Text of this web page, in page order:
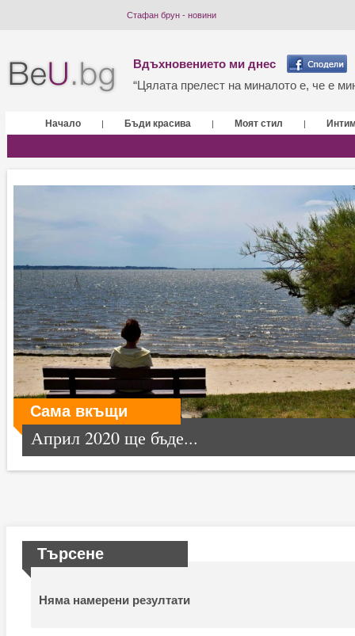
Стафан брун - новини
Вдъхновението ми днес
“Цялата прелест на миналото е, че е
Начало | Бъди красива | Моят стил |
Сама вкъщи
Април 2020 ще бъде...
Търсене
Няма намерени резултати